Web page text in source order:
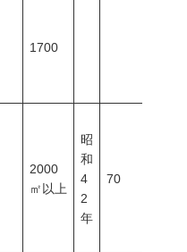
1700
2000
㎡以上
昭
和
4
2
年
70